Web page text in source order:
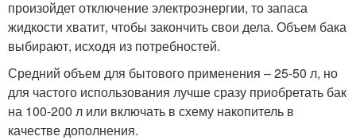
произойдет отключение электроэнергии, то запаса
жидкости хватит, чтобы закончить свои дела. Объем бака
выбирают, исходя из потребностей.
Средний объем для бытового применения – 25-50 л, но
для частого использования лучше сразу приобретать бак
на 100-200 л или включать в схему накопитель в
качестве дополнения.